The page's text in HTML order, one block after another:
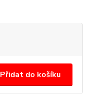
Přidat do košíku